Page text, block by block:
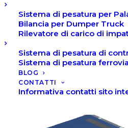
Sistema di pesatura per
Bilancia per Dumper Truck
Rilevatore di carico di
Sistema di pesatura di
Sistema di pesatura
BLOG
CONTATTI
Informativa contatti sito